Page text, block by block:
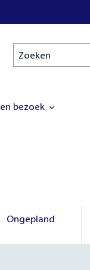
Zoeken
bezoek
Ongepland